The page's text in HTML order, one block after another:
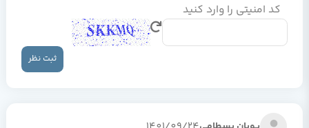
کد امنیتی را وارد کنید
ثبت نظر